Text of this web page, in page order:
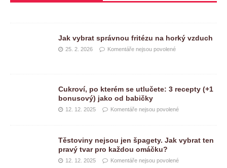
Jak vybrat správnou fritézu na horký vzduch
25. 2. 2026 Komentáře nejsou povolené
Cukroví, po kterém se utlučete: 3 recepty (+1
bonusový) jako od babičky
12. 12. 2025 Komentáře nejsou povolené
Těstoviny nejsou jen špagety. Jak vybrat ten
pravý tvar pro každou omáčku?
12. 12. 2025 Komentáře nejsou povolené